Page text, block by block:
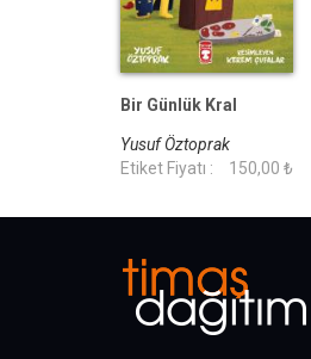
Bir Günlük Kral
Yusuf Öztoprak
Etiket Fiyatı :
150,00 ₺